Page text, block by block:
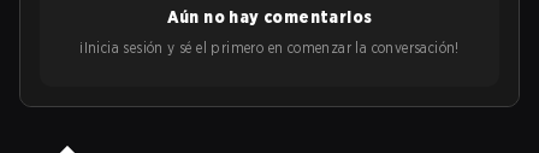
Aún no hay comentarios
¡Inicia sesión y sé el primero en comenzar la conversación!